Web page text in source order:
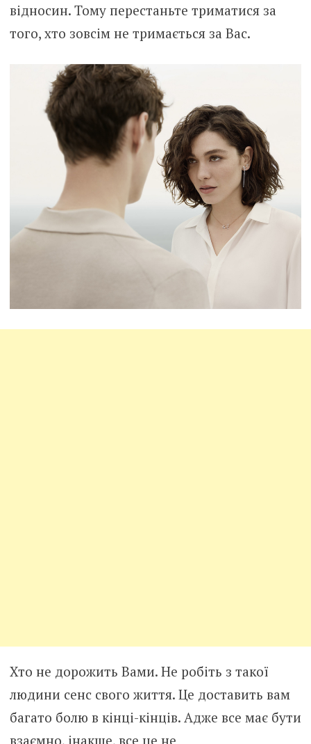
відносин. Тому перестаньте триматися за
того, хто зовсім не тримається за Вас.
Хто не дорожить Вами. Не робіть з такої
людини сенс свого життя. Це доставить вам
багато болю в кінці-кінців. Адже все має бути
взаємно, інакше, все це не